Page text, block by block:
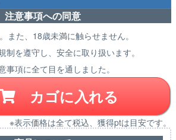
注意事項への同意
また、18歳未満に触らせません。
制を遵守し、安全に取り扱います。
事項に全て目を通しました。
カゴに入れる
※表示価格は全て税込、獲得ptは目安です。